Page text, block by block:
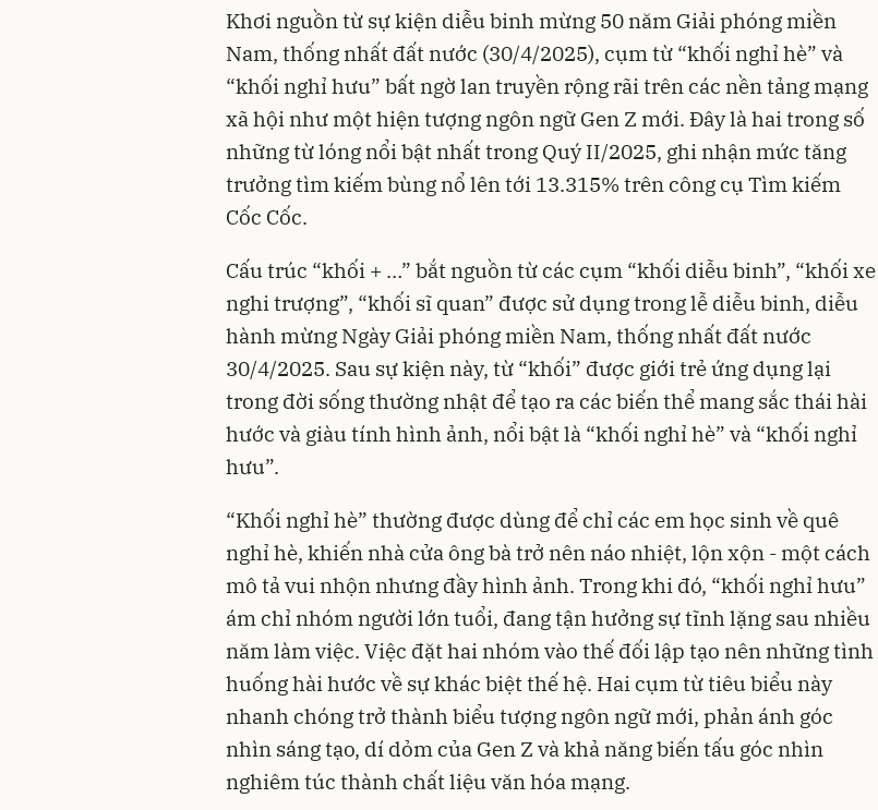
Khơi nguồn từ sự kiện diễu binh mừng 50 năm Giải phóng miền
Nam, thống nhất đất nước (30/4/2025), cụm từ “khối nghỉ hè” và
“khối nghỉ hưu” bất ngờ lan truyền rộng rãi trên các nền tảng mạng
xã hội như một hiện tượng ngôn ngữ Gen Z mới. Đây là hai trong số
những từ lóng nổi bật nhất trong Quý II/2025, ghi nhận mức tăng
trưởng tìm kiếm bùng nổ lên tới 13.315% trên công cụ Tìm kiếm
Cốc Cốc.
Cấu trúc “khối + …” bắt nguồn từ các cụm “khối diễu binh”, “khối xe
nghi trượng”, “khối sĩ quan” được sử dụng trong lễ diễu binh, diễu
hành mừng Ngày Giải phóng miền Nam, thống nhất đất nước
30/4/2025. Sau sự kiện này, từ “khối” được giới trẻ ứng dụng lại
trong đời sống thường nhật để tạo ra các biến thể mang sắc thái hài
hước và giàu tính hình ảnh, nổi bật là “khối nghỉ hè” và “khối nghỉ
hưu”.
“Khối nghỉ hè” thường được dùng để chỉ các em học sinh về quê
nghỉ hè, khiến nhà cửa ông bà trở nên náo nhiệt, lộn xộn - một cách
mô tả vui nhộn nhưng đầy hình ảnh. Trong khi đó, “khối nghỉ hưu”
ám chỉ nhóm người lớn tuổi, đang tận hưởng sự tĩnh lặng sau nhiều
năm làm việc. Việc đặt hai nhóm vào thế đối lập tạo nên những tình
huống hài hước về sự khác biệt thế hệ. Hai cụm từ tiêu biểu này
nhanh chóng trở thành biểu tượng ngôn ngữ mới, phản ánh góc
nhìn sáng tạo, dí dỏm của Gen Z và khả năng biến tấu góc nhìn
nghiêm túc thành chất liệu văn hóa mạng.